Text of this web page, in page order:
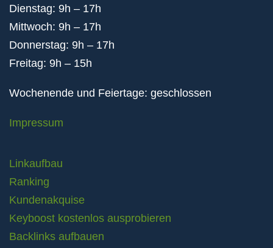
Dienstag: 9h – 17h
Mittwoch: 9h – 17h
Donnerstag: 9h – 17h
Freitag: 9h – 15h
Wochenende und Feiertage: geschlossen
Impressum
Linkaufbau
Ranking
Kundenakquise
Keyboost kostenlos ausprobieren
Backlinks aufbauen